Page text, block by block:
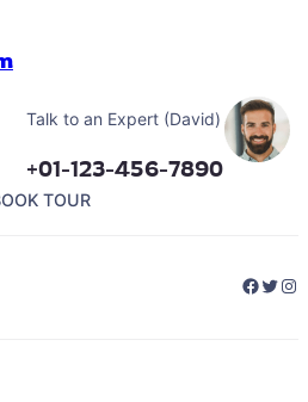
Talk to an Expert (David)
+01-123-456-7890
TOUR